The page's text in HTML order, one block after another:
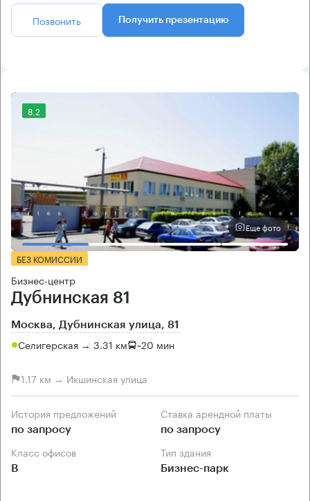
Позвонить Получить презентацию
8.2
Еще фото
БЕЗ КОМИССИИ
Бизнес-центр
Дубнинская 81
Москва, Дубнинская улица, 81
Селигерская → 3.31 км ~20 мин
1.17 км → Икшинская улица
История предложений
по запросу
Ставка арендной платы
по запросу
Класс офисов
B
Тип здания
Бизнес-парк